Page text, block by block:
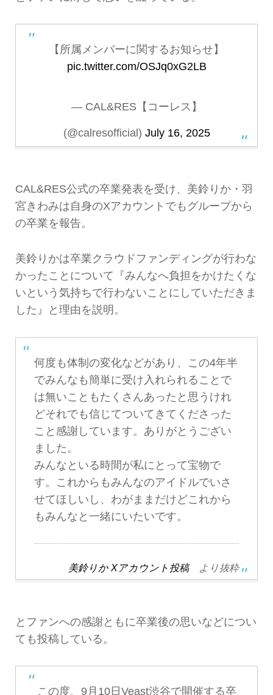
【所属メンバーに関するお知らせ】
pic.twitter.com/OSJq0xG2LB
— CAL&RES【コーレス】
(@calresofficial) July 16, 2025
CAL&RES公式の卒業発表を受け、美鈴りか・羽
宮きわみは自身のXアカウントでもグループから
の卒業を報告。
美鈴りかは卒業クラウドファンディングが行わな
かったことについて『みんなへ負担をかけたくな
いという気持ちで行わないことにしていただきま
した』と理由を説明。
何度も体制の変化などがあり、この4年半
でみんなも簡単に受け入れられることで
は無いこともたくさんあったと思うけれ
どそれでも信じてついてきてくださった
こと感謝しています。ありがとうござい
ました。
みんなといる時間が私にとって宝物で
す。これからもみんなのアイドルでいさ
せてほしいし、わがままだけどこれから
もみんなと一緒にいたいです。
美鈴りか Xアカウント投稿より抜粋
とファンへの感謝ともに卒業後の思いなどについ
ても投稿している。
この度、9月10日Veast渋谷で開催する卒